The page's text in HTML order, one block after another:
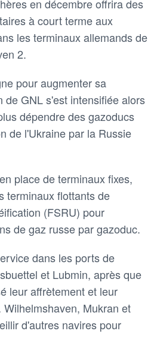
en décembre offrira des
à court terme aux
les terminaux allemands de
2.
pour augmenter sa
de GNL s'est intensifiée alors
dépendre des gazoducs
de l'Ukraine par la Russie
place de terminaux fixes,
terminaux flottants de
(FSRU) pour
de gaz russe par gazoduc.
dans les ports de
et Lubmin, après que
leur affrètement et leur
Mukran et
d'autres navires pour